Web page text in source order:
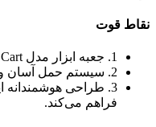
نقاط قوت
1. جعبه ابزار مدل ONE Cart کیوبریک مقاوم و سبک است.
2. سیستم حمل آسان و چرخ‌های روان ابزار را جابه‌جا می‌کند.
3. طراحی هوشمندانه
فراهم می‌کند.